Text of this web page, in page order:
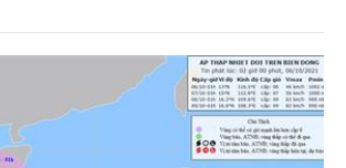
cứu khoa học về khí tượng
vụ công tác điều tra cơ bản, dự báo,
gắn với sản xuất, đời sống của
Ngành chú trọng thực hiện.